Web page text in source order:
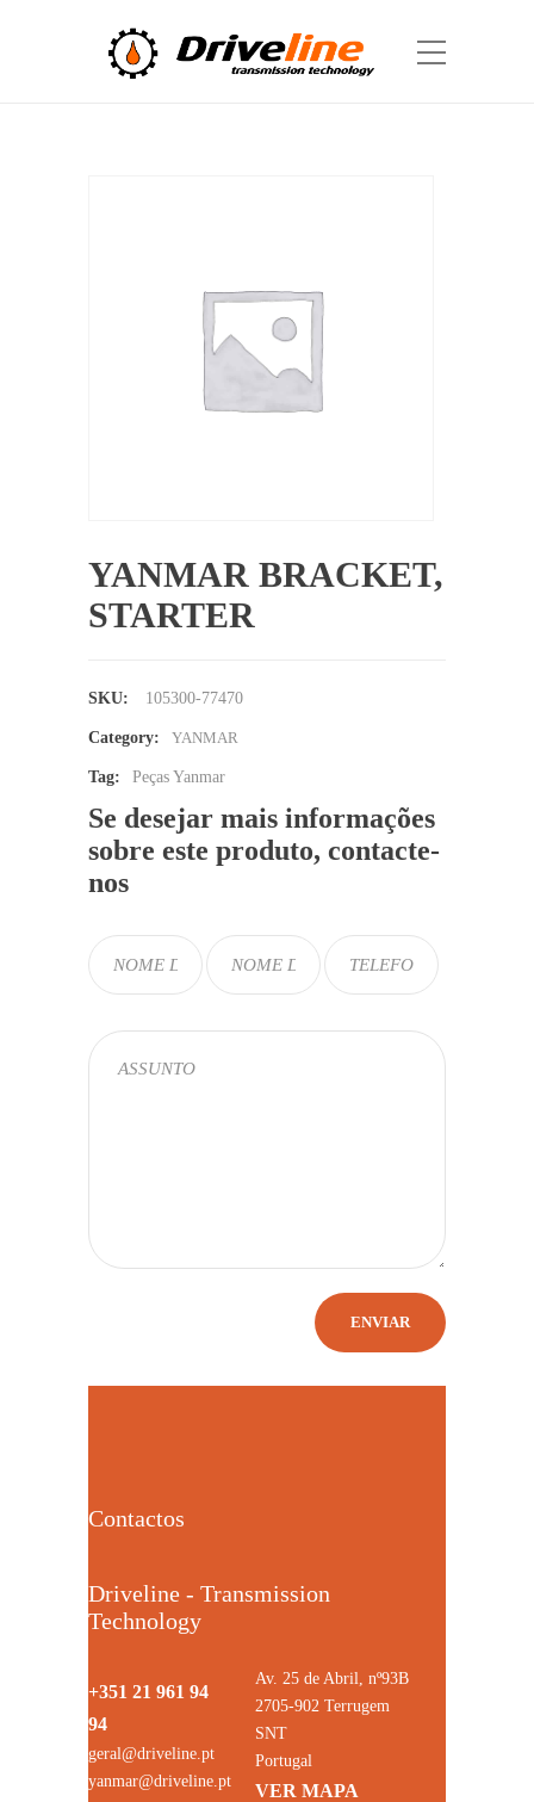
YANMAR BRACKET,
STARTER
SKU: 105300-77470
Category: YANMAR
Tag: Peças Yanmar
Se desejar mais informações
sobre este produto, contacte-
nos
Contactos
Driveline - Transmission
Technology
+351 21 961 94
94
geral@driveline.pt
yanmar@driveline.pt
Av. 25 de Abril, nº93B
2705-902 Terrugem
SNT
Portugal
VER MAPA